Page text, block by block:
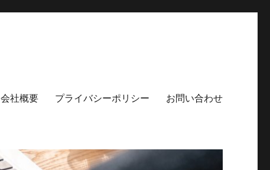
会社概要 プライバシーポリシー お問い合わせ